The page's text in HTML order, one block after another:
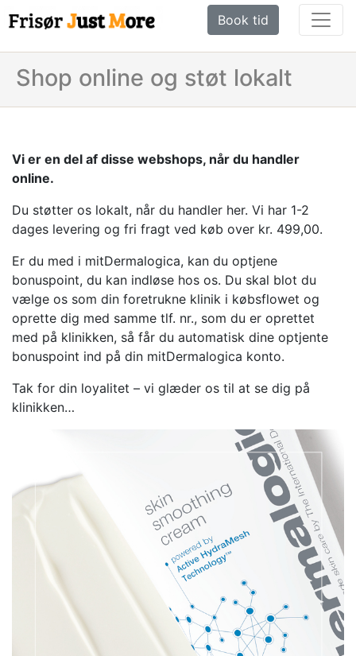
Book tid
Shop online og støt lokalt
Vi er en del af disse webshops, når du handler
online.
Du støtter os lokalt, når du handler her. Vi har 1-2
dages levering og fri fragt ved køb over kr. 499,00.
Er du med i mitDermalogica, kan du optjene
bonuspoint, du kan indløse hos os. Du skal blot du
vælge os som din foretrukne klinik i købsflowet og
oprette dig med samme tlf. nr., som du er oprettet
med på klinikken, så får du automatisk dine optjente
bonuspoint ind på din mitDermalogica konto.
Tak for din loyalitet – vi glæder os til at se dig på
klinikken…